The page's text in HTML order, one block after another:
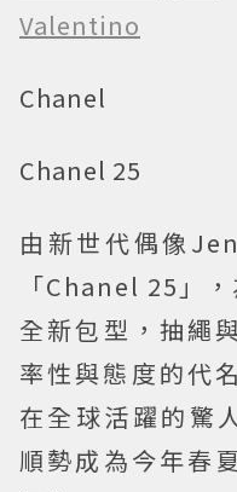
Valentino
Chanel
Chanel 25
由新世代偶像
「Chanel 25」
全新包型，抽繩
率性與態度的代
在全球活躍的驚
順勢成為今年春